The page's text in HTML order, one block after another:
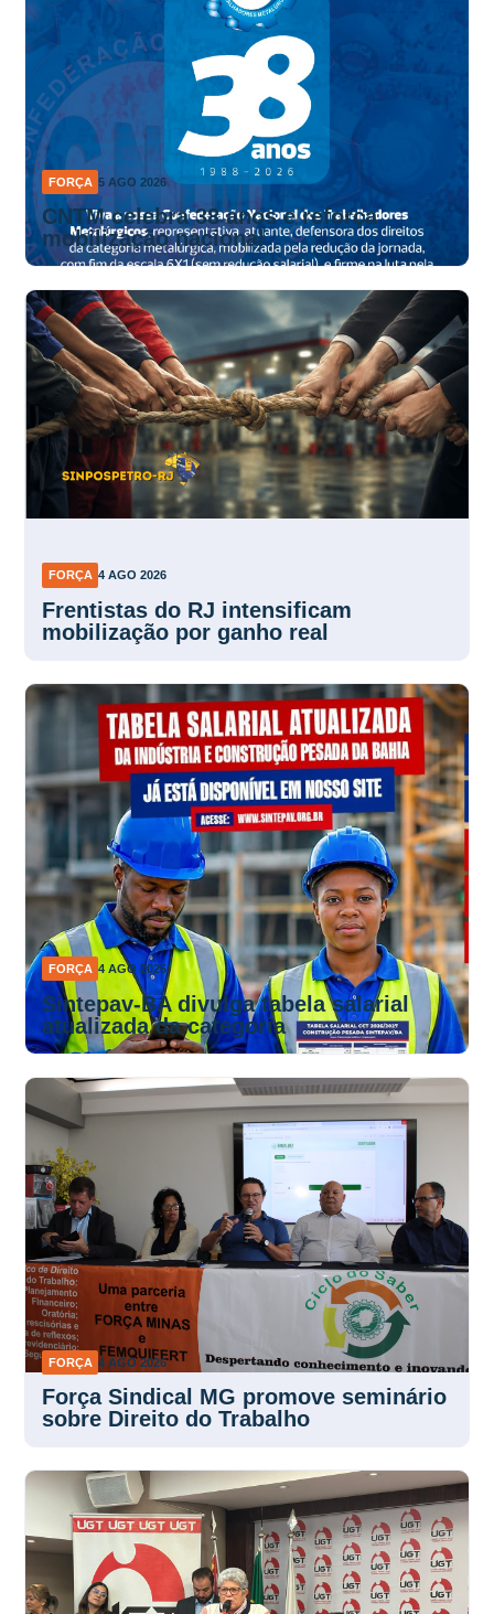
FORÇA 5 AGO 2026
CNTM celebra 38 anos e reforça
mobilização nacional
FORÇA 4 AGO 2026
mobilização por ganho real
FORÇA 4 AGO 2026
Sintepav-BA divulga tabela salarial
atualizada da categoria
FORÇA 4 AGO 2026
Força Sindical MG promove seminário
sobre Direito do Trabalho